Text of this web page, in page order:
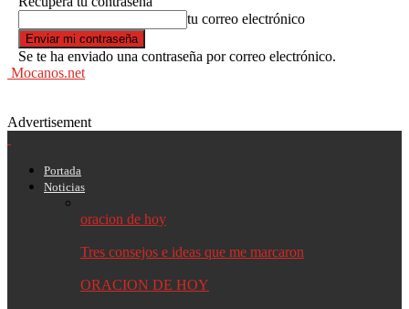
tu correo electrónico
Se te ha enviado una contraseña por correo electrónico.
Mocanos.net
Advertisement
Portada
Noticias
oracion de hoy
Tres consejos e ideas que me marcaron
ORACION DE HOY